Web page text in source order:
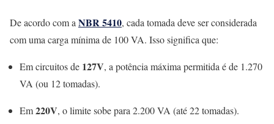
De acordo com a NBR 5410, cada tomada deve ser considerada
com uma carga mínima de 100 VA. Isso significa que:
Em circuitos de 127V, a potência máxima permitida é de 1.270
VA (ou 12 tomadas).
Em220V, o limite sobe para 2.200 VA (até 22 tomadas).